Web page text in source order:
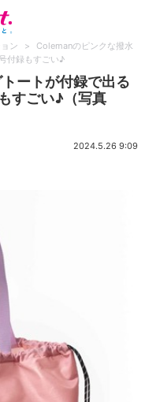
ン >
Colemanのピンクな撥水
付録もすごい♪
ートが付録で出る
すごい♪（写真
2024.5.26 9:09